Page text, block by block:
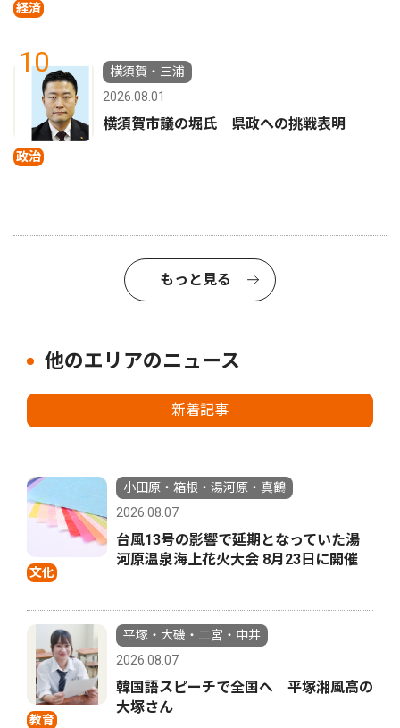
経済
10
政治
横須賀・三浦
2026.08.01
横須賀市議の堀氏 県政への挑戦表明
もっと見る
他のエリアのニュース
新着記事
文化
小田原・箱根・湯河原・真鶴
2026.08.07
台風13号の影響で延期となっていた湯
河原温泉海上花火大会 8月23日に開催
教育
平塚・大磯・二宮・中井
2026.08.07
韓国語スピーチで全国へ 平塚湘風高の
大塚さん